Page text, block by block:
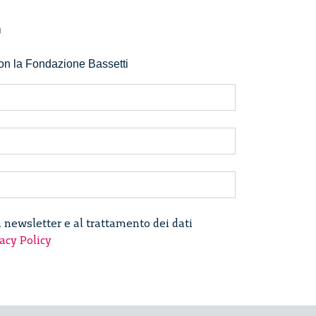
la Fondazione Bassetti
newsletter e al trattamento dei dati
Policy